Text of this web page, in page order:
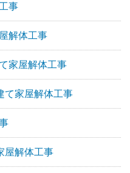
事
解体工事
家屋解体工事
て家屋解体工事
屋解体工事